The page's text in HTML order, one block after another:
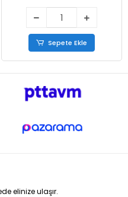
Sepete Ekle
elinize ulaşır.